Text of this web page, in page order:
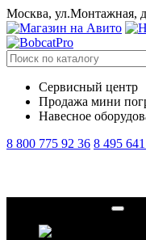
Москва, ул.Монтажная,
Сервисный центр
Продажа мини
Навесное
8 800 775 92 36 8 495